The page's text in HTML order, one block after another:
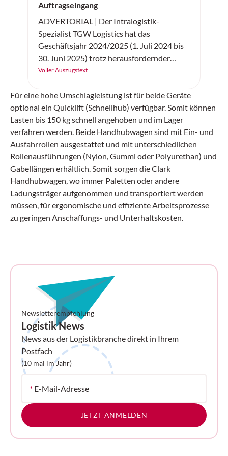
Auftragseingang
ADVERTORIAL | Der Intralogistik-
Spezialist TGW Logistics hat das
Geschäftsjahr 2024/2025 (1. Juli 2024 bis
30. Juni 2025) trotz herausfordernder
wirtschaftlicher Rahmenbedingungen mit
des Technologieunternehmens, das für
seine internationalen Kunden
hochautomatisierte Logistikzentren plant,
errichtet und im laufenden Betrieb betreut,
übertraf mit 1,07 Milliarden Euro leicht das
Allzeit-Hoch des Vorjahres. Das Ergebnis
vor Zinsen und Steuern (EBIT) stieg
deutlich auf 49,3 Millionen Euro, die Zahl
der Mitarbeitenden wuchs auf 4645.
Voller Auszugstext
Für eine hohe Umschlagleistung ist für beide Geräte
optional ein Quicklift (Schnellhub) verfügbar. Somit können
Lasten bis 150 kg schnell angehoben und im Lager
verfahren werden. Beide Handhubwagen sind mit Ein- und
Ausfahrrollen ausgestattet und mit unterschiedlichen
Rollenausführungen (Nylon, Gummi oder Polyurethan) und
Gabellängen erhältlich. Somit sorgen die Clark
Handhubwagen, wo immer Paletten oder andere
Ladungsträger aufgenommen und transportiert werden
müssen, für ergonomische und effiziente Arbeitsprozesse
zu geringen Anschaffungs- und Unterhaltskosten.
Newsletterempfehlung
Logistik News
News aus der Logistikbranche direkt in Ihrem
Postfach
(10 mal im Jahr)
* E-Mail-Adresse
JETZT ANMELDEN